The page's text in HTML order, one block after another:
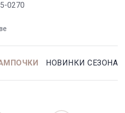
0270
НОВИНКИ СЕЗОНА